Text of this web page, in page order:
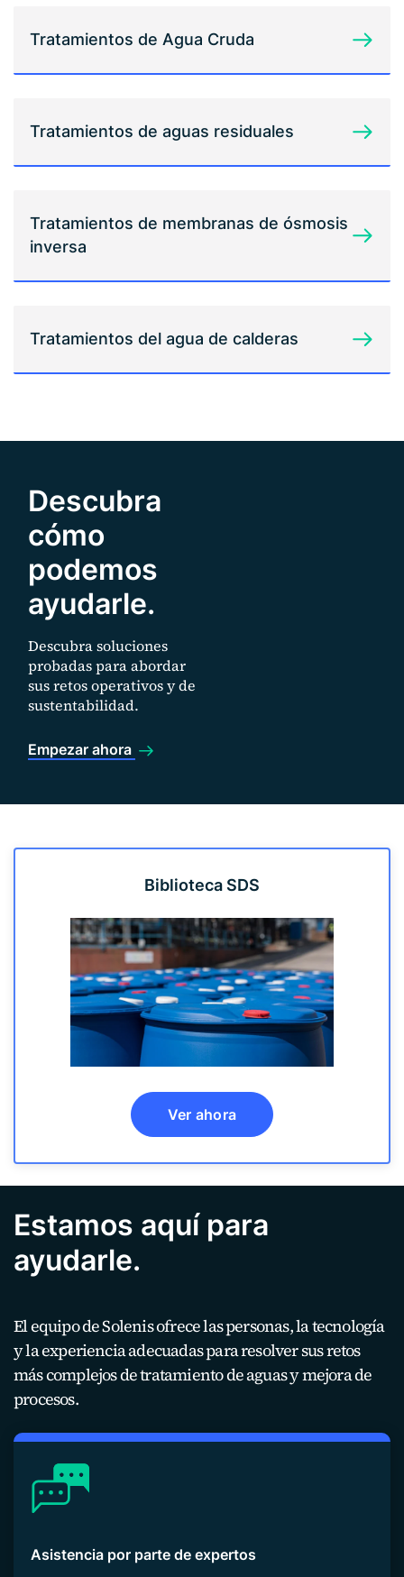
Tratamientos de Agua Cruda
Tratamientos de aguas residuales
Tratamientos de membranas de ósmosis
inversa
Tratamientos del agua de calderas
Descubra
cómo
podemos
ayudarle.
Descubra soluciones
probadas para abordar
sus retos operativos y de
sustentabilidad.
Empezar ahora
Biblioteca SDS
Ver ahora
Estamos aquí para
ayudarle.
El equipo de Solenis ofrece las personas, la tecnología
y la experiencia adecuadas para resolver sus retos
más complejos de tratamiento de aguas y mejora de
procesos.
Asistencia por parte de expertos